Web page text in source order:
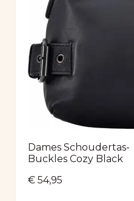
Dames Schoudertas-
Buckles Cozy Black
€ 54,95